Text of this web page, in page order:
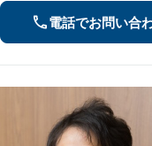
電話でお問い合